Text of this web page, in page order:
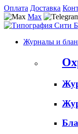
Оплата Доставка
Max
Журналы и